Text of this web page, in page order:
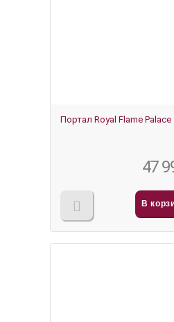
Портал Royal Flame Palace
47
В